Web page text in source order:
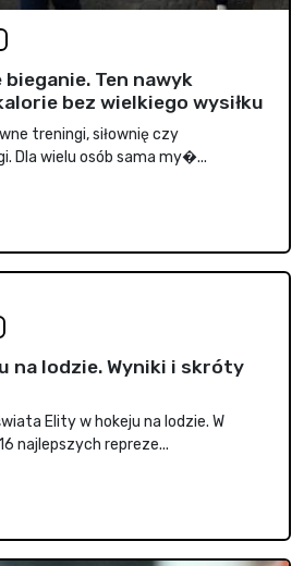
bieganie. Ten nawyk
bez wielkiego wysiłku
treningi, siłownię czy
Dla wielu osób sama my�...
na lodzie. Wyniki i skróty
Elity w hokeju na lodzie. W
najlepszych repreze...